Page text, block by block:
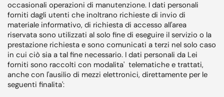
occasionali operazioni di manutenzione. I dati personali
forniti dagli utenti che inoltrano richieste di invio di
materiale informativo, di richiesta di accesso all'area
riservata sono utilizzati al solo fine di eseguire il servizio o la
prestazione richiesta e sono comunicati a terzi nel solo caso
in cui ciò sia a tal fine necessario. I dati personali da Lei
forniti sono raccolti con modalita' telematiche e trattati,
anche con l'ausilio di mezzi elettronici, direttamente per le
seguenti finalita':